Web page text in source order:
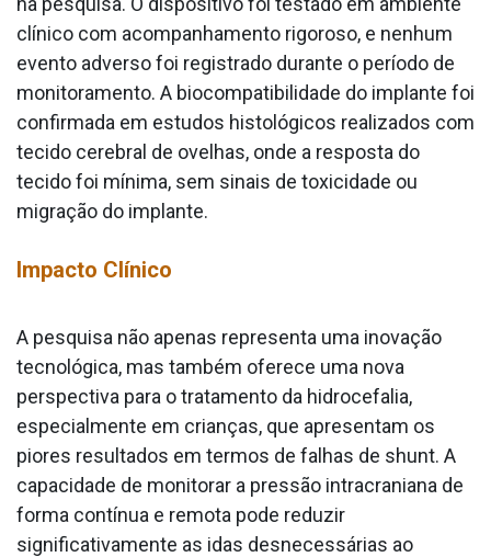
clínico com acompanhamento rigoroso, e nenhum
evento adverso foi registrado durante o período de
monitoramento. A biocompatibilidade do implante foi
confirmada em estudos histológicos realizados com
tecido cerebral de ovelhas, onde a resposta do
tecido foi mínima, sem sinais de toxicidade ou
migração do implante.
Impacto Clínico
A pesquisa não apenas representa uma inovação
tecnológica, mas também oferece uma nova
perspectiva para o tratamento da hidrocefalia,
especialmente em crianças, que apresentam os
piores resultados em termos de falhas de shunt. A
capacidade de monitorar a pressão intracraniana de
forma contínua e remota pode reduzir
significativamente as idas desnecessárias ao